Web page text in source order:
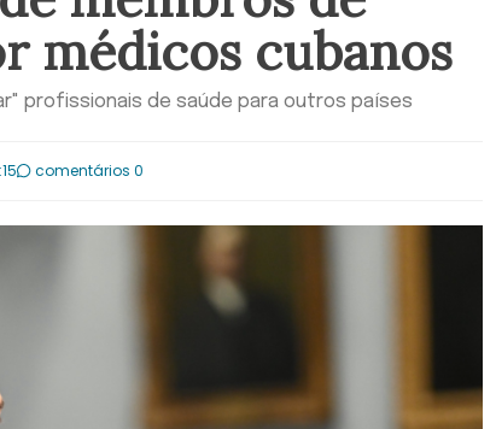
médicos cubanos
profissionais de saúde para outros países
comentários 0